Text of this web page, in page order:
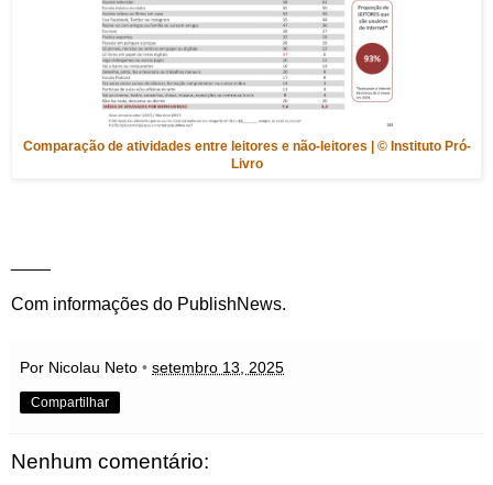
Comparação de atividades entre leitores e não-leitores | © Instituto Pró-
Livro
Com informações do PublishNews.
Por Nicolau Neto • setembro 13, 2025
Compartilhar
Nenhum comentário: